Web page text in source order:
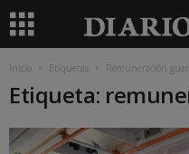
Inicio Etiquetas Remuneración
Etiqueta: